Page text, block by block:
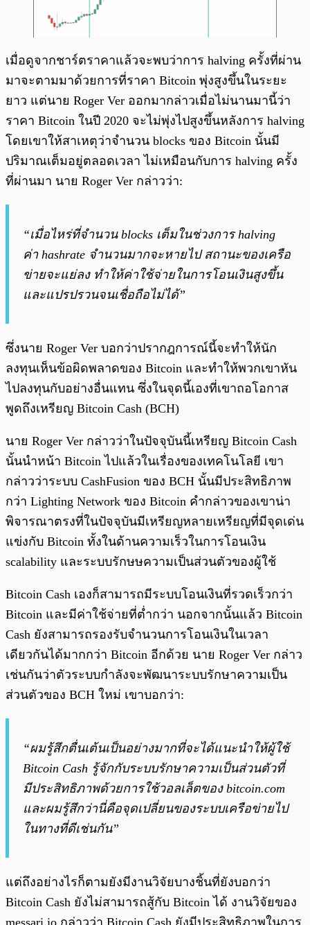
เมื่อดูจากชาร์ตราคาแล้วจะพบว่าการ halving ครั้งที่ผ่าน
มาจะตามมาด้วยการที่ราคา Bitcoin พุ่งสูงขึ้นในระยะ
ยาว แต่นาย Roger Ver ออกมากล่าวเมื่อไม่นานมานี้ว่า
ราคา Bitcoin ในปี 2020 จะไม่พุ่งไปสูงขึ้นหลังการ halving
โดยเขาให้สาเหตุว่าจำนวน blocks ของ Bitcoin นั้นมี
ปริมาณเต็มอยู่ตลอดเวลา ไม่เหมือนกับการ halving ครั้ง
ที่ผ่านมา นาย Roger Ver กล่าวว่า:
“เมื่อไหร่ที่จำนวน blocks เต็มในช่วงการ halving
ค่า hashrate จำนวนมากจะหายไป สถานะของเครือ
ข่ายจะแย่ลง ทำให้ค่าใช้จ่ายในการโอนเงินสูงขึ้น
และแปรปรวนจนเชื่อถือไม่ได้”
ซึ่งนาย Roger Ver บอกว่าปรากฎการณ์นี้จะทำให้นัก
ลงทุนเห็นข้อผิดพลาดของ Bitcoin และทำให้พวกเขาหัน
ไปลงทุนกับอย่างอื่นแทน ซึ่งในจุดนี้เองที่เขาถอโอกาส
พูดถึงเหรียญ Bitcoin Cash (BCH)
นาย Roger Ver กล่าวว่าในปัจจุบันนี้เหรียญ Bitcoin Cash
นั้นนำหน้า Bitcoin ไปแล้วในเรื่องของเทคโนโลยี เขา
กล่าวว่าระบบ CashFusion ของ BCH นั้นมีประสิทธิภาพ
กว่า Lighting Network ของ Bitcoin คำกล่าวของเขาน่า
พิจารณาตรงที่ในปัจจุบันมีเหรียญหลายเหรียญที่มีจุดเด่น
แข่งกับ Bitcoin ทั้งในด้านความเร็วในการโอนเงิน
scalability และระบบรักษษความเป็นส่วนตัวของผู้ใช้
Bitcoin Cash เองก็สามารถมีระบบโอนเงินที่รวดเร็วกว่า
Bitcoin และมีค่าใช้จ่ายที่ต่ำกว่า นอกจากนั้นแล้ว Bitcoin
Cash ยังสามารถรองรับจำนวนการโอนเงินในเวลา
เดียวกันได้มากกว่า Bitcoin อีกด้วย นาย Roger Ver กล่าว
เช่นกันว่าตัวระบบกำลังจะพัฒนาระบบรักษาความเป็น
ส่วนตัวของ BCH ใหม่ เขาบอกว่า:
“ผมรู้สึกตื่นเต้นเป็นอย่างมากที่จะได้แนะนำให้ผู้ใช้
Bitcoin Cash รู้จักกับระบบรักษาความเป็นส่วนตัวที่
มีประสิทธิภาพด้วยการใช้วอลเล็ตของ bitcoin.com
และผมรู้สึกว่านี่คือจุดเปลี่ยนของระบบเครือข่ายไป
ในทางที่ดีเช่นกัน”
แต่ถึงอย่างไรก็ตามยังมีงานวิจัยบางชิ้นที่ยังบอกว่า
Bitcoin Cash ยังไม่สามารถสู้กับ Bitcoin ได้ งานวิจัยของ